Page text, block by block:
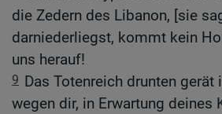
die Zedern des Libanon, [sie
darniederliegst, kommt kein
uns herauf!
9 Das Totenreich drunten gerät
wegen dir, in Erwartung deines